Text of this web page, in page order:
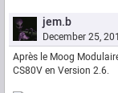
jem.b
December 25,
Après le Moog
CS80V en Version 2.6.